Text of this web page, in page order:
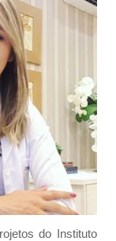
do Instituto